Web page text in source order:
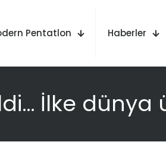
Pentatlon Haberler
İlke dünya